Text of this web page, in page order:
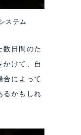
ステム
数日間のた
かけて、自
合によって
るかもしれ